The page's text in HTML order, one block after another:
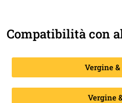
Compatibilità con
Vergine
Vergine